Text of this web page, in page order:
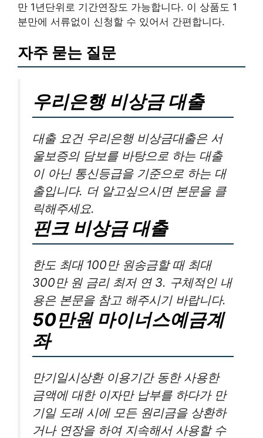
만 1년단위로 기간연장도 가능합니다. 이 상품도 1
분만에 서류없이 신청할 수 있어서 간편합니다.
자주 묻는 질문
우리은행 비상금 대출
대출 요건 우리은행 비상금대출은 서
울보증의 담보를 바탕으로 하는 대출
이 아닌 통신등급을 기준으로 하는 대
출입니다. 더 알고싶으시면 본문을 클
릭해주세요.
핀크 비상금 대출
한도 최대 100만 원송금할 때 최대
300만 원 금리 최저 연 3. 구체적인 내
용은 본문을 참고 해주시기 바랍니다.
50만원 마이너스예금계
좌
만기일시상환 이용기간 동한 사용한
금액에 대한 이자만 납부를 하다가 만
기일 도래 시에 모든 원리금을 상환하
거나 연장을 하여 지속해서 사용할 수